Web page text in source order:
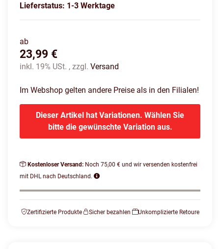
Lieferstatus: 1-3 Werktage
ab
23,99 €
inkl. 19% USt. , zzgl. Versand
Im Webshop gelten andere Preise als in den Filialen!
Dieser Artikel hat Variationen. Wählen Sie
bitte die gewünschte Variation aus.
Kostenloser Versand: Noch 75,00 € und wir versenden kostenfrei
mit DHL nach Deutschland.
Zertifizierte Produkte Sicher bezahlen Unkomplizierte Retoure